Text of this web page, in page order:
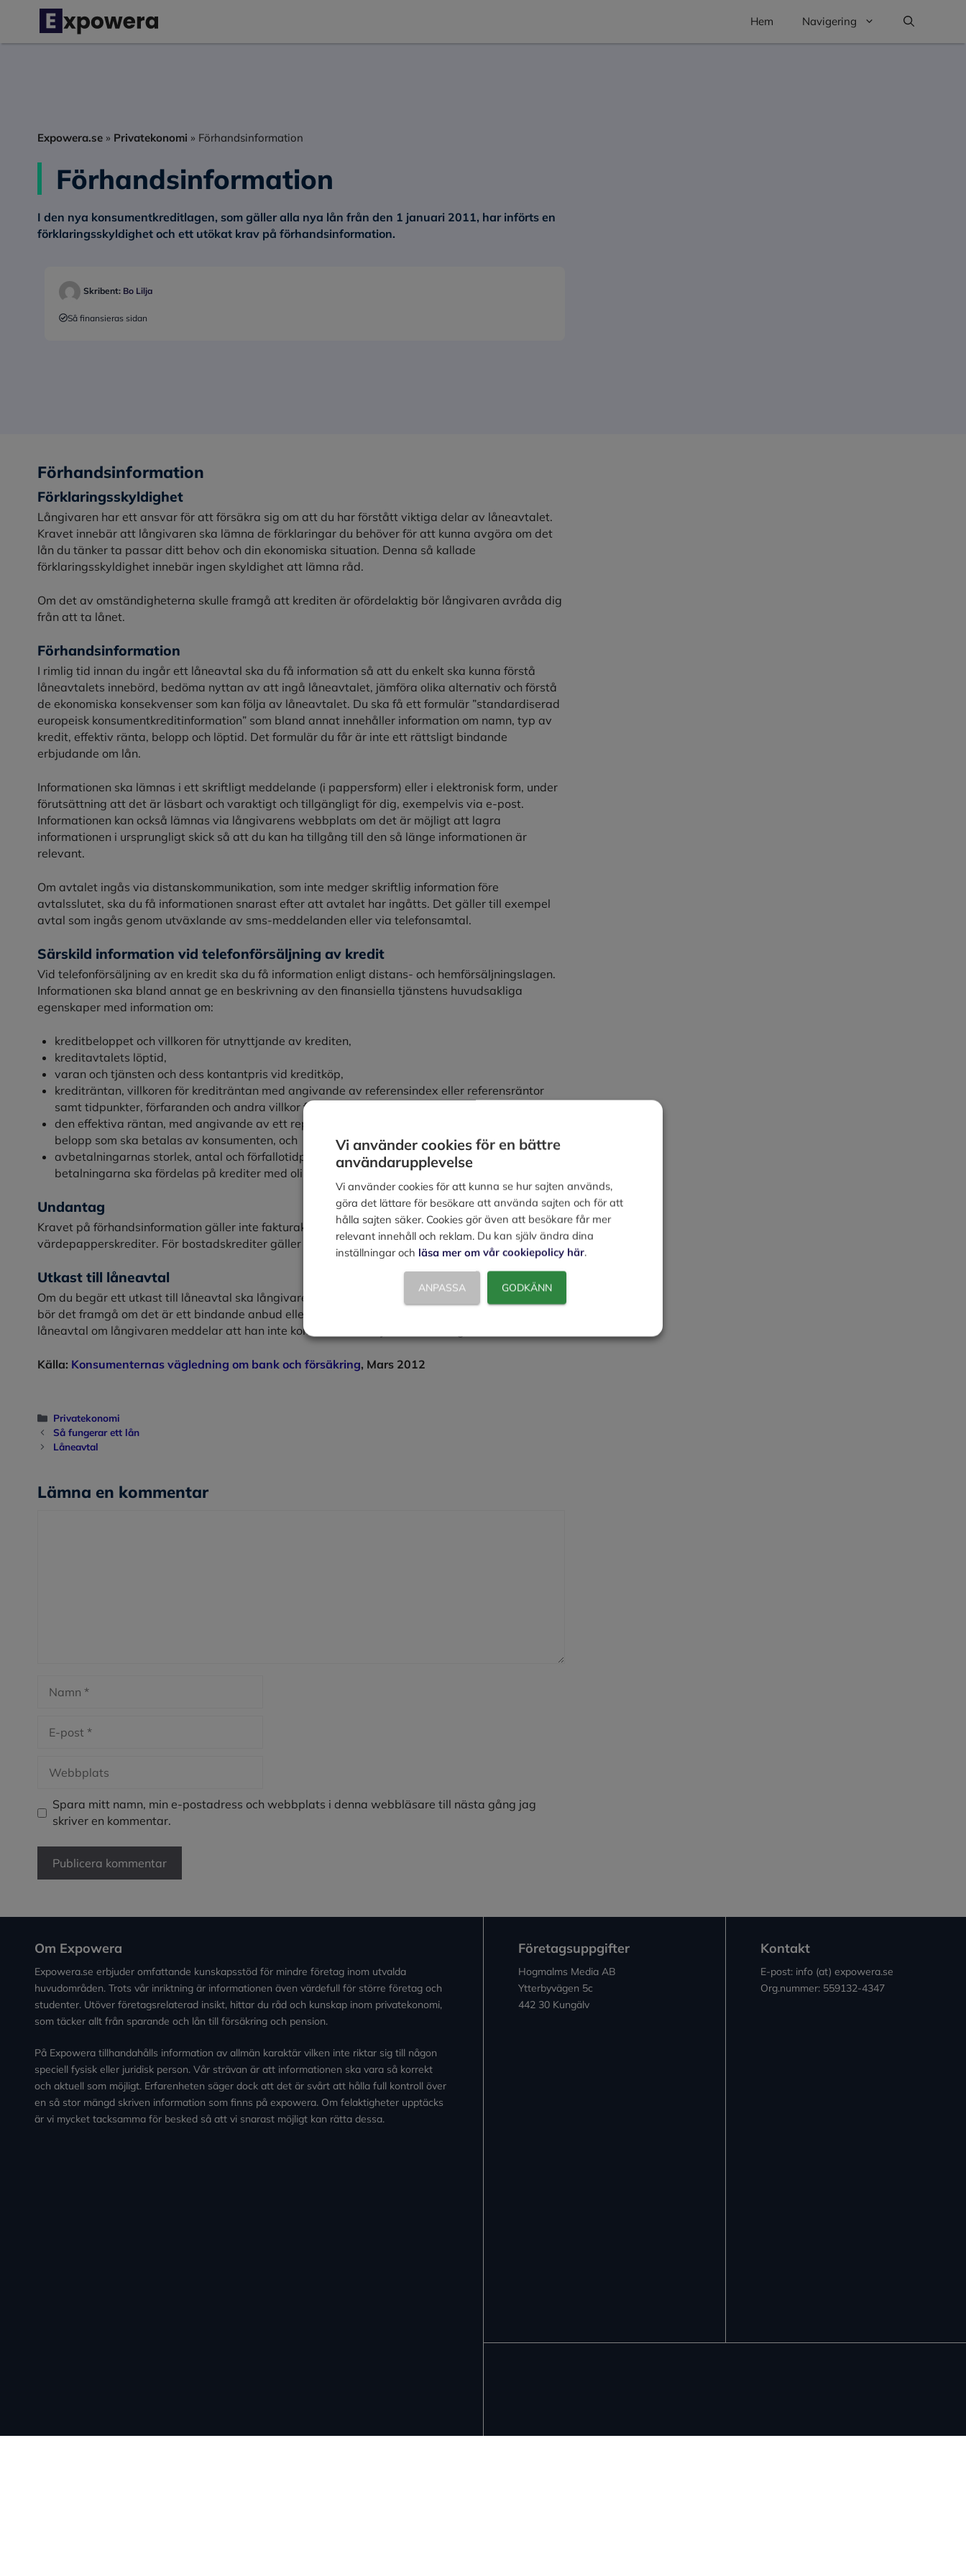
innehåll
Hem Navigering
Expowera.se » Privatekonomi » Förhandsinformation
Förhandsinformation
I den nya konsumentkreditlagen, som gäller alla nya lån från den 1 januari 2011, har införts en
förklaringsskyldighet och ett utökat krav på förhandsinformation.
Skribent: Bo Lilja
Så finansieras sidan
Förhandsinformation
Förklaringsskyldighet
Långivaren har ett ansvar för att försäkra sig om att du har förstått viktiga delar av låneavtalet.
Kravet innebär att långivaren ska lämna de förklaringar du behöver för att kunna avgöra om det
lån du tänker ta passar ditt behov och din ekonomiska situation. Denna så kallade
förklaringsskyldighet innebär ingen skyldighet att lämna råd.
Om det av omständigheterna skulle framgå att krediten är ofördelaktig bör långivaren avråda dig
från att ta lånet.
Förhandsinformation
I rimlig tid innan du ingår ett låneavtal ska du få information så att du enkelt ska kunna förstå
låneavtalets innebörd, bedöma nyttan av att ingå låneavtalet, jämföra olika alternativ och förstå
de ekonomiska konsekvenser som kan följa av låneavtalet. Du ska få ett formulär ”standardiserad
europeisk konsumentkreditinformation” som bland annat innehåller information om namn, typ av
kredit, effektiv ränta, belopp och löptid. Det formulär du får är inte ett rättsligt bindande
erbjudande om lån.
Informationen ska lämnas i ett skriftligt meddelande (i pappersform) eller i elektronisk form, under
förutsättning att det är läsbart och varaktigt och tillgängligt för dig, exempelvis via e-post.
Informationen kan också lämnas via långivarens webbplats om det är möjligt att lagra
informationen i ursprungligt skick så att du kan ha tillgång till den så länge informationen är
relevant.
Om avtalet ingås via distanskommunikation, som inte medger skriftlig information före
avtalsslutet, ska du få informationen snarast efter att avtalet har ingåtts. Det gäller till exempel
avtal som ingås genom utväxlande av sms-meddelanden eller via telefonsamtal.
Särskild information vid telefonförsäljning av kredit
Vid telefonförsäljning av en kredit ska du få information enligt distans- och hemförsäljningslagen.
Informationen ska bland annat ge en beskrivning av den finansiella tjänstens huvudsakliga
egenskaper med information om:
kreditbeloppet och villkoren för utnyttjande av krediten,
kreditavtalets löptid,
varan och tjänsten och dess kontantpris vid kreditköp,
krediträntan, villkoren för krediträntan med angivande av referensindex eller referensräntor
samt tidpunkter, förfaranden och andra villkor för ändring av krediträntan,
den effektiva räntan, med angivande av ett representativt exempel, och det sammanlagda
belopp som ska betalas av konsumenten, och
avbetalningarnas storlek, antal och förfallotidpunkter samt den ordning enligt vilken
betalningarna ska fördelas på krediter med olika krediträntor.
Undantag
Kravet på förhandsinformation gäller inte fakturakrediter, vissa räntefria kontokrediter eller
värdepapperskrediter. För bostadskrediter gäller särskilda regler om förhandsinformation.
Utkast till låneavtal
Om du begär ett utkast till låneavtal ska långivaren kostnadsfritt överlämna ett avtal. Av utkastet
bör det framgå om det är ett bindande anbud eller inte. Du har ingen rätt att få ett utkast till
låneavtal om långivaren meddelar att han inte kommer att bevilja ett lån till dig.
Källa: Konsumenternas vägledning om bank och försäkring, Mars 2012
Kategorier
Privatekonomi
Så fungerar ett lån
Låneavtal
Lämna en kommentar
post
Spara mitt namn, min e-postadress och webbplats i denna webbläsare till nästa gång jag
skriver en kommentar.
Om Expowera
Expowera.se erbjuder omfattande kunskapsstöd för mindre företag inom utvalda
huvudområden. Trots vår inriktning är informationen även värdefull för större företag och
studenter. Utöver företagsrelaterad insikt, hittar du råd och kunskap inom privatekonomi,
som täcker allt från sparande och lån till försäkring och pension.
På Expowera tillhandahålls information av allmän karaktär vilken inte riktar sig till någon
speciell fysisk eller juridisk person. Vår strävan är att informationen ska vara så korrekt
och aktuell som möjligt. Erfarenheten säger dock att det är svårt att hålla full kontroll över
en så stor mängd skriven information som finns på expowera. Om felaktigheter upptäcks
är vi mycket tacksamma för besked så att vi snarast möjligt kan rätta dessa.
Företagsuppgifter
Hogmalms Media AB
Ytterbyvägen 5c
442 30 Kungälv
Kontakt
E-post: info (at) expowera.se
Org.nummer: 559132-4347
Vi använder cookies för en bättre
användarupplevelse
Vi använder cookies för att kunna se hur sajten används,
göra det lättare för besökare att använda sajten och för att
hålla sajten säker. Cookies gör även att besökare får mer
relevant innehåll och reklam. Du kan själv ändra dina
inställningar och läsa mer om vår cookiepolicy här.
ANPASSA GODKÄNN